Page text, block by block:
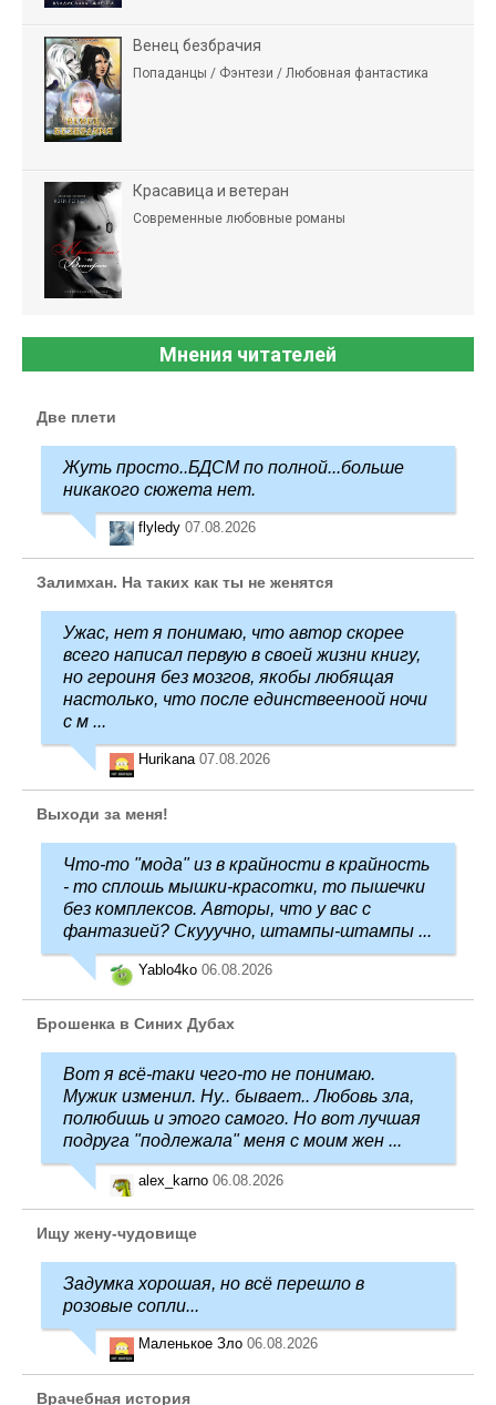
Венец безбрачия
Попаданцы / Фэнтези / Любовная фантастика
Красавица и ветеран
Современные любовные романы
Мнения читателей
Две плети
Жуть просто..БДСМ по полной...больше
никакого сюжета нет.
flyledy 07.08.2026
Залимхан. На таких как ты не женятся
Ужас, нет я понимаю, что автор скорее
всего написал первую в своей жизни книгу,
но героиня без мозгов, якобы любящая
настолько, что после единствееноой ночи
с м ...
Hurikana 07.08.2026
Выходи за меня!
Что-то "мода" из в крайности в крайность
- то сплошь мышки-красотки, то пышечки
без комплексов. Авторы, что у вас с
фантазией? Скууучно, штампы-штампы ...
Yablo4ko 06.08.2026
Брошенка в Синих Дубах
Вот я всё-таки чего-то не понимаю.
Мужик изменил. Ну.. бывает.. Любовь зла,
полюбишь и этого самого. Но вот лучшая
подруга "подлежала" меня с моим жен ...
alex_karno 06.08.2026
Ищу жену-чудовище
Задумка хорошая, но всё перешло в
розовые сопли...
Маленькое Зло 06.08.2026
Врачебная история